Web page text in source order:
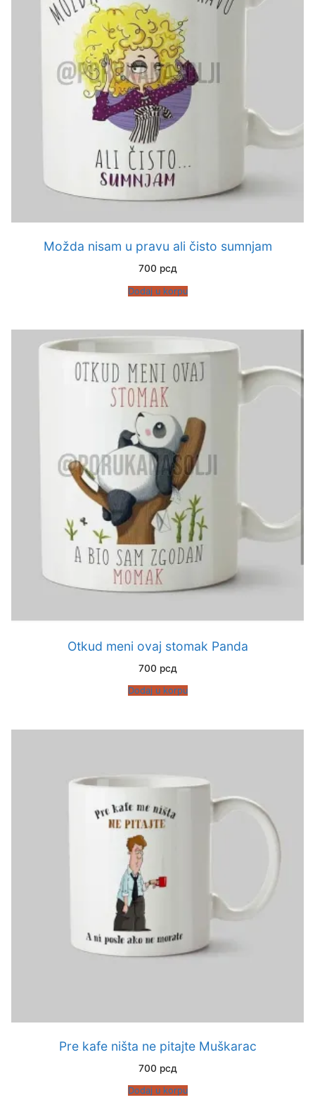
Možda nisam u pravu ali čisto sumnjam
700 рсд
Dodaj u korpu
Otkud meni ovaj stomak Panda
700 рсд
Dodaj u korpu
Pre kafe ništa ne pitajte Muškarac
700 рсд
Dodaj u korpu